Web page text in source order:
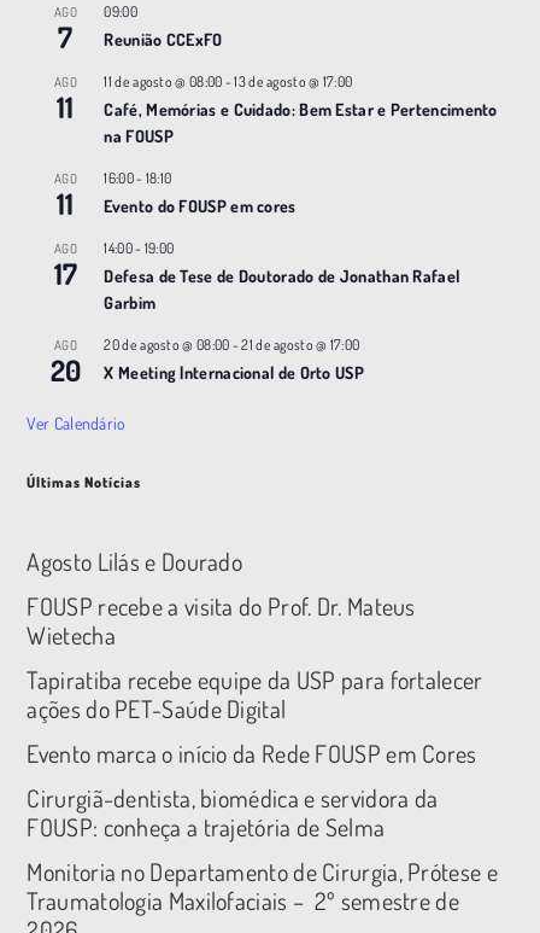
AGO
7
09:00
Reunião CCExFO
AGO
11
11 de agosto @ 08:00 -13 de agosto @ 17:00
Café, Memórias e Cuidado: Bem Estar e Pertencimento
na FOUSP
AGO
11
16:00- 18:10
Evento do FOUSP em cores
AGO
17
14:00- 19:00
Defesa de Tese de Doutorado de Jonathan Rafael
Garbim
AGO
20
20 de agosto @ 08:00 -21 de agosto @ 17:00
X Meeting |nternacional de Orto USP
Ver Calendário
Últimas Notícias
Agosto Lilás e Dourado
FOUSP recebe a visita do Prof. Dr. Mateus
Wietecha
Tapiratiba recebe equipe da USP para fortalecer
ações do PET-Saúde Digital
Evento marca o início da Rede FOUSP em Cores
Cirurgiã-dentista, biomédica e servidora da
FOUSP: conheça a trajetória de Selma
Monitoria no Departamento de Cirurgia, Prótese e
Traumatologia Maxilofaciais – 2º semestre de